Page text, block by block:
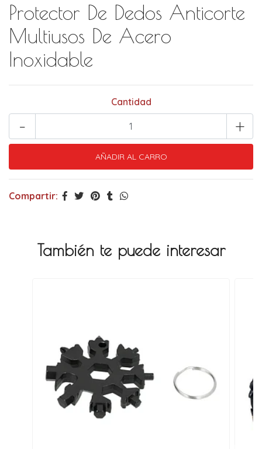
Protector De Dedos Anticorte
Multiusos De Acero
Inoxidable
Cantidad
+
-
Compartir:
También te puede interesar